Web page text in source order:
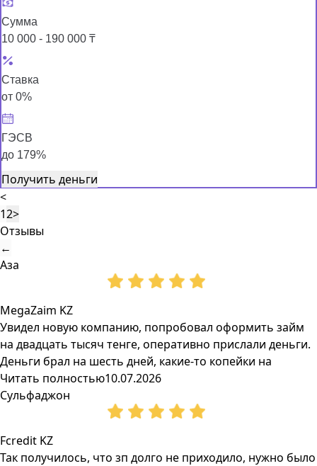
Сумма
10 000 - 190 000 ₸
Ставка
от 0%
ГЭСВ
до 179%
Получить деньги
<
12>
Отзывы
←
Аза
MegaZaim KZ
Увидел новую компанию, попробовал оформить займ
на двадцать тысяч тенге, оперативно прислали деньги.
Деньги брал на шесть дней, какие-то копейки на
Читать полностью10.07.2026
Сульфаджон
Fcredit KZ
Так получилось, что зп долго не приходило, нужно было